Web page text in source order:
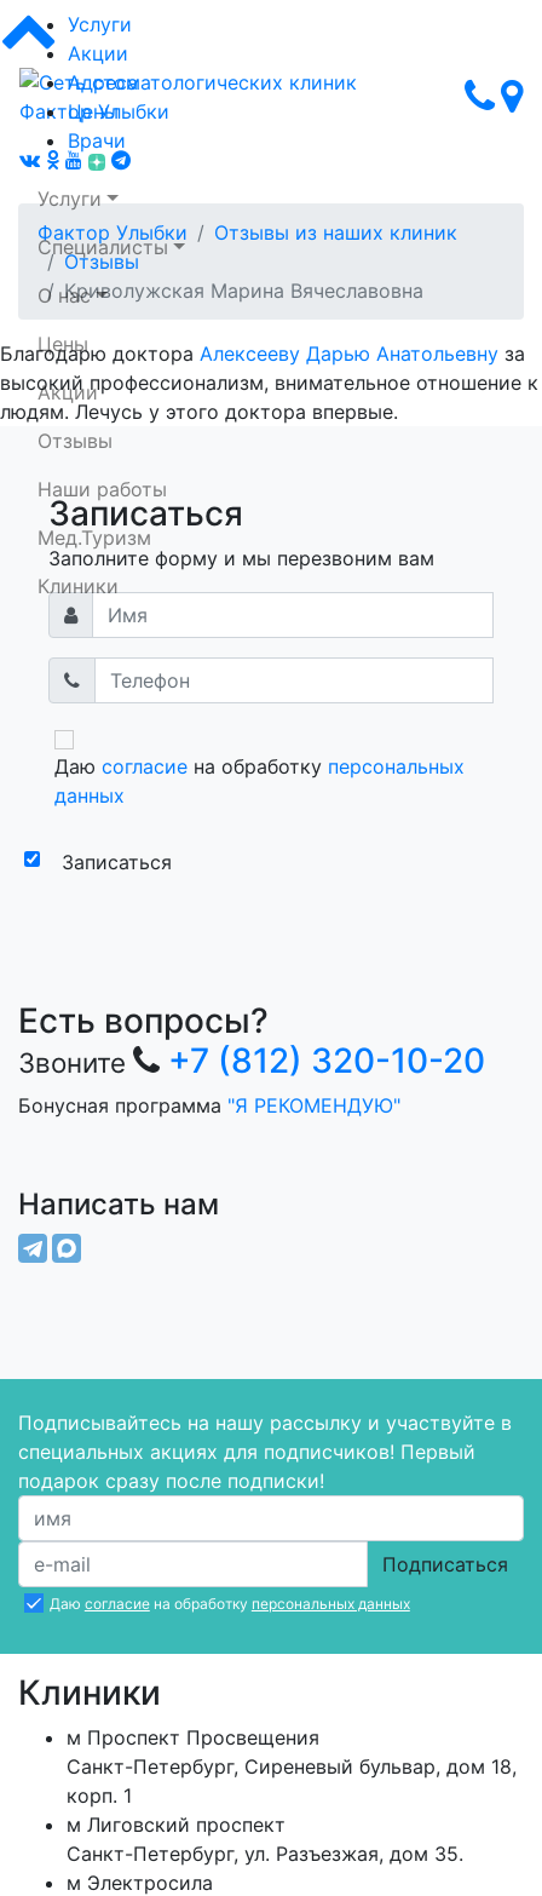
Сеть стоматологических клиник Фактор Улыбки
Услуги
Акции
Адреса
Цены
Врачи
Услуги
Специалисты
О нас
Цены
Акции
Отзывы
Наши работы
Мед.Туризм
Клиники
Фактор Улыбки
Отзывы из наших клиник
Отзывы
Криволужская Марина Вячеславовна
Благодарю доктора Алексееву Дарью Анатольевну за
высокий профессионализм, внимательное отношение к
людям. Лечусь у этого доктора впервые.
Записаться
Заполните форму и мы перезвоним вам
Даю согласиена обработку персональных
данных
Записаться
Есть вопросы?
Звоните +7 (812) 320-10-20
Бонусная программа "Я РЕКОМЕНДУЮ"
Написать нам
Подписывайтесь на нашу рассылку и участвуйте в
специальных акциях для подписчиков! Первый
подарок сразу после подписки!
Подписаться
Даю согласиена обработку персональных данных
Клиники
м Проспект Просвещения
Санкт-Петербург, Сиреневый бульвар, дом 18,
корп. 1
м Лиговский проспект
Санкт-Петербург, ул. Разъезжая, дом 35.
м Электросила